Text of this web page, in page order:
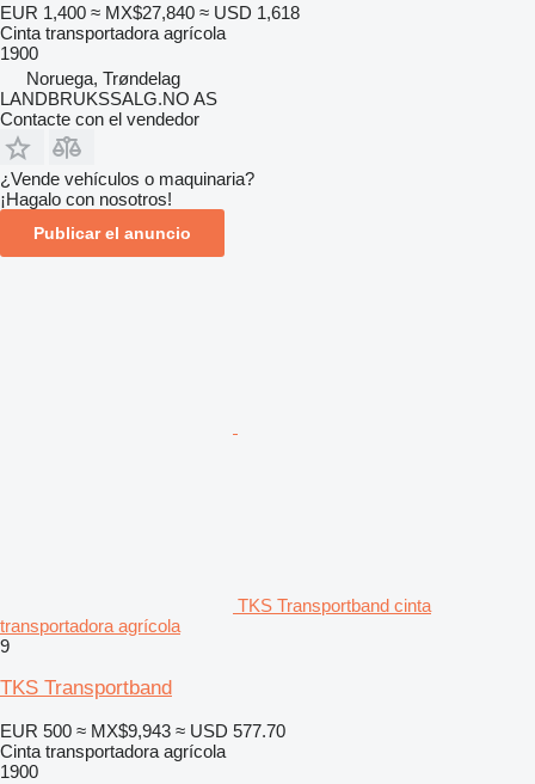
EUR 1,400 ≈ MX$27,840 ≈ USD 1,618
Cinta transportadora agrícola
1900
Noruega, Trøndelag
LANDBRUKSSALG.NO AS
Contacte con el vendedor
¿Vende vehículos o maquinaria?
¡Hagalo con nosotros!
Publicar el anuncio
TKS Transportband cinta
transportadora agrícola
9
TKS Transportband
EUR 500 ≈ MX$9,943 ≈ USD 577.70
Cinta transportadora agrícola
1900